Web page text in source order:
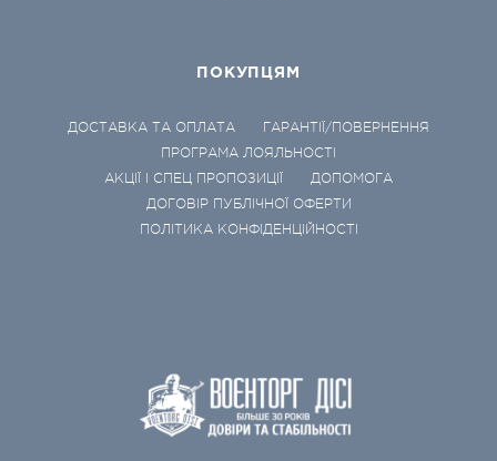
ПОКУПЦЯМ
ДОСТАВКА ТА ОПЛАТА
ГАРАНТІЇ/ПОВЕРНЕННЯ
ПРОГРАМА ЛОЯЛЬНОСТІ
АКЦІЇ І СПЕЦ ПРОПОЗИЦІЇ
ДОПОМОГА
ДОГОВІР ПУБЛІЧНОЇ ОФЕРТИ
ПОЛІТИКА КОНФІДЕНЦІЙНОСТІ